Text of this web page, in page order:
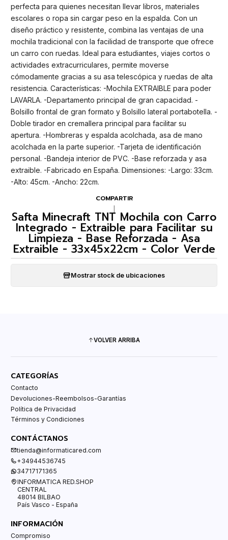
perfecta para quienes necesitan llevar libros, materiales
escolares o ropa sin cargar peso en la espalda. Con un
diseño práctico y resistente, combina las ventajas de una
mochila tradicional con la facilidad de transporte que ofrece
un carro con ruedas. Ideal para estudiantes, viajes cortos o
actividades extracurriculares, permite moverse
cómodamente gracias a su asa telescópica y ruedas de alta
resistencia. Características: -Mochila EXTRAIBLE para poder
LAVARLA. -Departamento principal de gran capacidad. -
Bolsillo frontal de gran formato y Bolsillo lateral portabotella. -
Doble tirador en cremallera principal para facilitar su
apertura. -Hombreras y espalda acolchada, asa de mano
acolchada en la parte superior. -Tarjeta de identificación
personal. -Bandeja interior de PVC. -Base reforzada y asa
extraible. -Fabricado en España. Dimensiones: -Largo: 33cm.
-Alto: 45cm. -Ancho: 22cm.
COMPARTIR
Safta Minecraft TNT Mochila con Carro
Integrado - Extraible para Facilitar su
Limpieza - Base Reforzada - Asa
Extraible - 33x45x22cm - Color Verde
Mostrar stock de ubicaciones
VOLVER ARRIBA
CATEGORÍAS
Contacto
Devoluciones-Reembolsos-Garantías
Política de Privacidad
Términos y Condiciones
CONTÁCTANOS
tienda@informaticared.com
+34944536745
34717171365
INFORMATICA RED.SHOP
CENTRAL
48014 BILBAO
País Vasco - España
INFORMACIÓN
Compromiso